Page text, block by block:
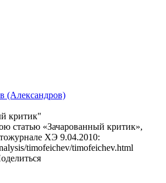
(Александров)
критик"
статью «Зачарованный критик»,
ХЭ 9.04.2010:
timofeichev/timofeichev.html